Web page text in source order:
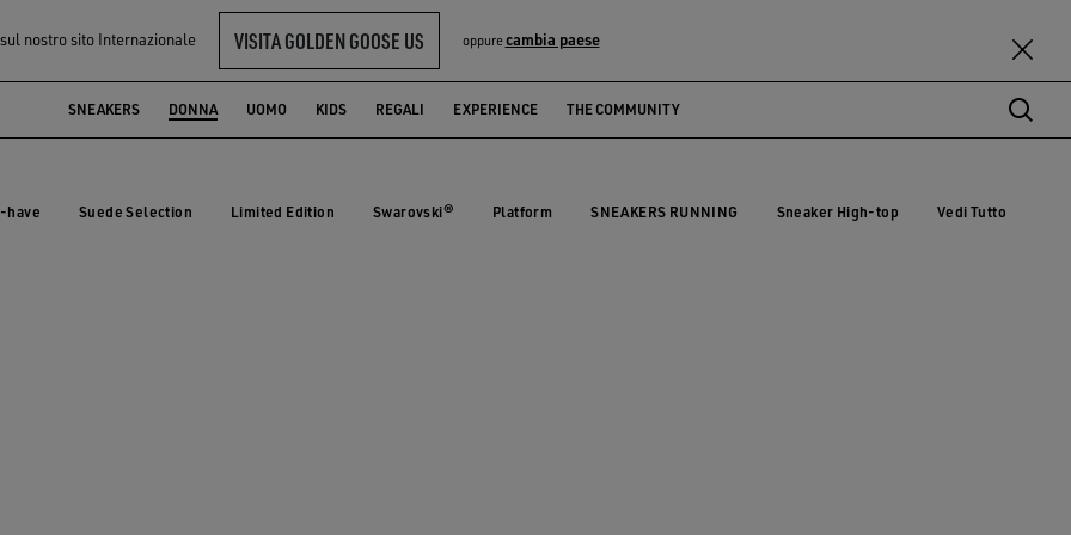
nostro sito Internazionale VISITA GOLDEN GOOSE US oppurecambia paese
SNEAKERS DONNA UOMO KIDS REGALI EXPERIENCE THE COMMUNITY
have Suede Selection Limited Edition Swarovski® Platform SNEAKERS RUNNING Sneaker High-top Vedi Tutto